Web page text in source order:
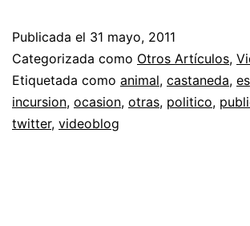
Publicada el 31 mayo, 2011
Categorizada como Otros Artículos,
Etiquetada como animal, castaneda,
incursion, ocasion, otras, politico,
twitter, videoblog